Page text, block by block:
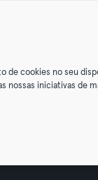
de cookies no seu
nossas iniciativas de